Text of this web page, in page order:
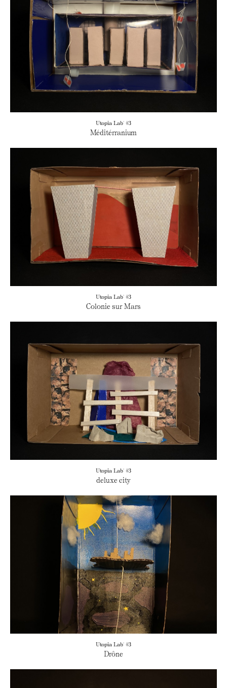
Utopia Lab' #3
Méditérranium
Utopia Lab' #3
Colonie sur Mars
Utopia Lab' #3
deluxe city
Utopia Lab' #3
Drône